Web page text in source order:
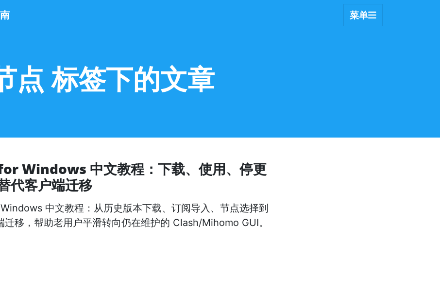
菜单
标签下的文章
Windows 中文教程：下载、使用、停更
代客户端迁移
中文教程：从历史版本下载、订阅导入、节点选择到
迁移，帮助老用户平滑转向仍在维护的 Clash/Mihomo GUI。